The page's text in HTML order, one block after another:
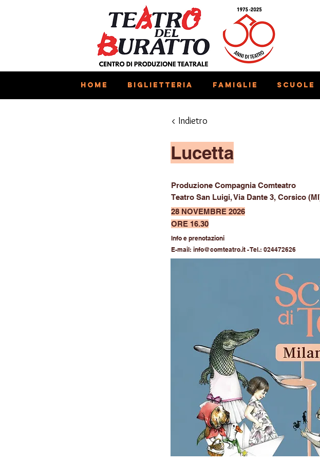
Home Biglietteria Famiglie Scuole
< Indietro
Lucetta
Produzione Compagnia Comteatro
Teatro San Luigi, Via Dante 3, Corsico
28 NOVEMBRE 2026
ORE 16.30
Info e prenotazioni
E-mail: info@comteatro.it - Tel.: 024472626